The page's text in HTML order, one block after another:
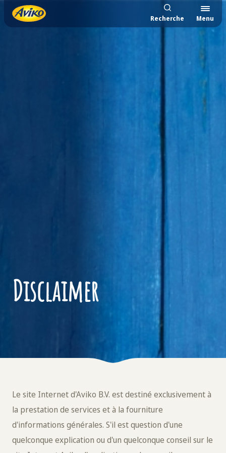
Recherche Menu
Disclaimer
Le site Internet d'Aviko B.V. est destiné exclusivement à
la prestation de services et à la fourniture
d'informations générales. S'il est question d'une
quelconque explication ou d'un quelconque conseil sur le